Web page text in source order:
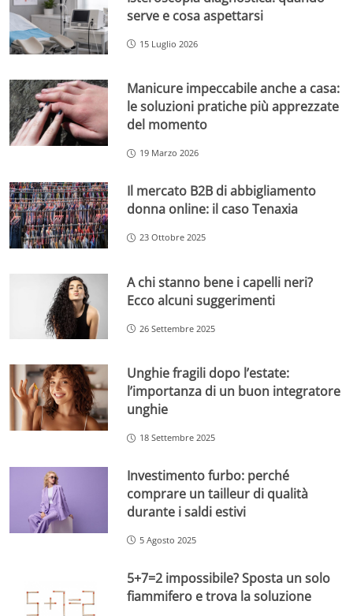
serve e cosa aspettarsi
15 Luglio 2026
Manicure impeccabile anche a casa:
le soluzioni pratiche più apprezzate
del momento
19 Marzo 2026
Il mercato B2B di abbigliamento
donna online: il caso Tenaxia
23 Ottobre 2025
A chi stanno bene i capelli neri?
Ecco alcuni suggerimenti
26 Settembre 2025
Unghie fragili dopo l’estate:
l’importanza di un buon integratore
unghie
18 Settembre 2025
Investimento furbo: perché
comprare un tailleur di qualità
durante i saldi estivi
5 Agosto 2025
5+7=2 impossibile? Sposta un solo
fiammifero e trova la soluzione